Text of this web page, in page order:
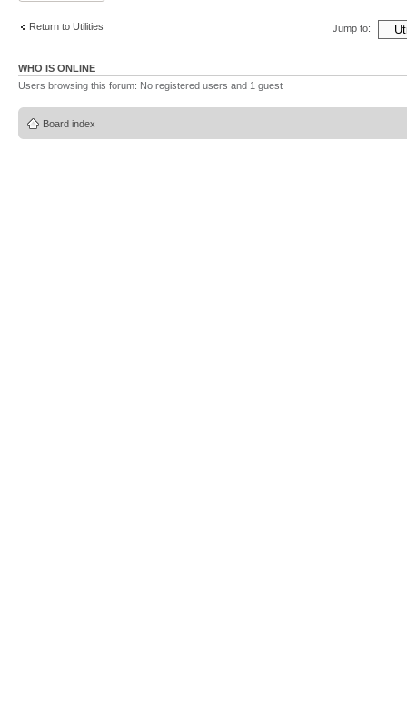
Return to Utilities Jump to:
WHO IS ONLINE
Users browsing this forum: No registered users and 1 guest
Board index